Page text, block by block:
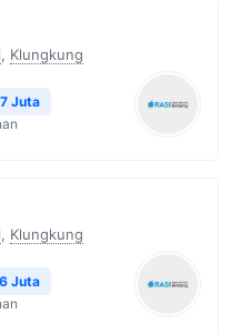
, Klungkung
Juta
, Klungkung
Juta